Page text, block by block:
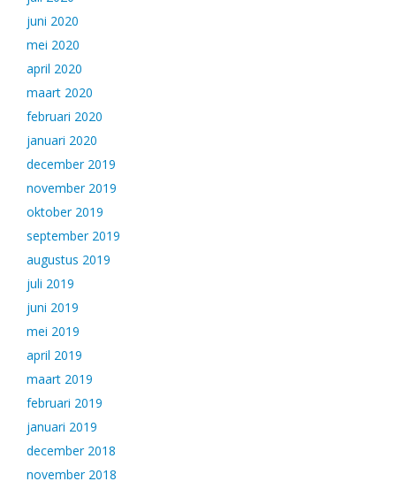
juni 2020
mei 2020
april 2020
maart 2020
februari 2020
januari 2020
december 2019
november 2019
oktober 2019
september 2019
augustus 2019
juli 2019
juni 2019
mei 2019
april 2019
maart 2019
februari 2019
januari 2019
december 2018
november 2018